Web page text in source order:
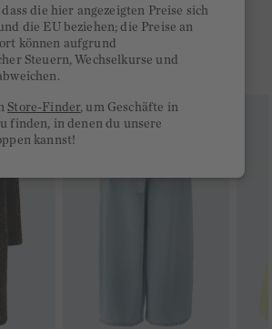
DIR GEFALLEN
die hier angezeigten Preise sich
die EU beziehen; die Preise an
können aufgrund
Steuern, Wechselkurse und
Store-Finder, um Geschäfte in
finden, in denen du unsere
kannst!